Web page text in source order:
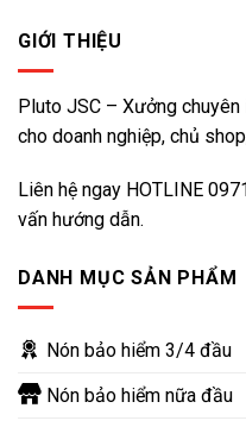
GIỚI THIỆU
Pluto JSC – Xưởng
cho doanh nghiệp, chủ
Liên hệ ngay HOTLINE
vấn hướng dẫn.
DANH MỤC SẢN PHẨM
Nón bảo hiểm 3/4 đầu
Nón bảo hiểm nữa đầu